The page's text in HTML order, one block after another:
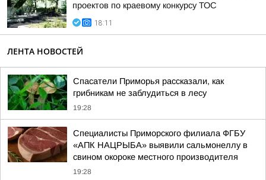
проектов по краевому конкурсу ТОС
18:11
ЛЕНТА НОВОСТЕЙ
Спасатели Приморья рассказали, как
грибникам не заблудиться в лесу
19:28
Специалисты Приморского филиала ФГБУ
«АПК НАЦРЫБА» выявили сальмонеллу в
свином окороке местного производителя
19:28